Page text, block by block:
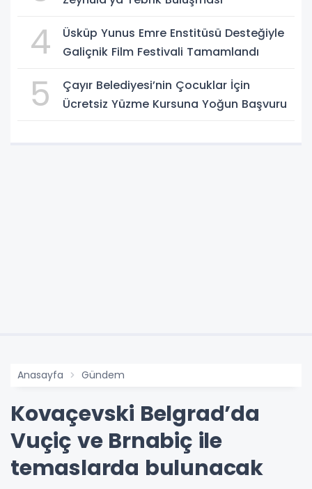
4
Üsküp Yunus Emre Enstitüsü Desteğiyle
Galiçnik Film Festivali Tamamlandı
5
Çayır Belediyesi’nin Çocuklar İçin
Ücretsiz Yüzme Kursuna Yoğun Başvuru
Anasayfa Gündem
Kovaçevski Belgrad’da
Vuçiç ve Brnabiç ile
temaslarda bulunacak